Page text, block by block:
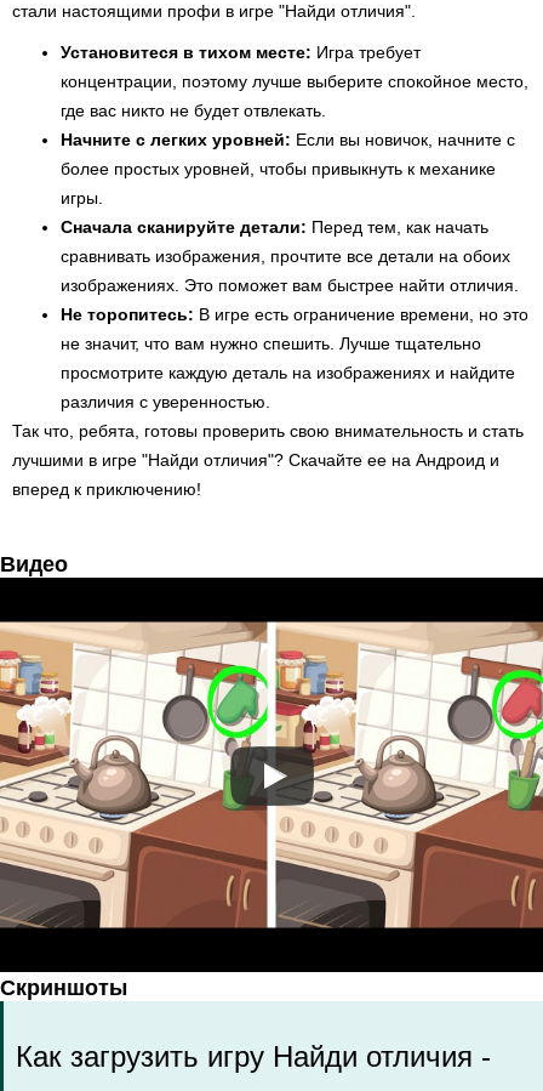
стали настоящими профи в игре "Найди отличия".
Установитеся в тихом месте: Игра требует
концентрации, поэтому лучше выберите спокойное место,
где вас никто не будет отвлекать.
Начните с легких уровней: Если вы новичок, начните с
более простых уровней, чтобы привыкнуть к механике
игры.
Сначала сканируйте детали: Перед тем, как начать
сравнивать изображения, прочтите все детали на обоих
изображениях. Это поможет вам быстрее найти отличия.
Не торопитесь: В игре есть ограничение времени, но это
не значит, что вам нужно спешить. Лучше тщательно
просмотрите каждую деталь на изображениях и найдите
различия с уверенностью.
Так что, ребята, готовы проверить свою внимательность и стать
лучшими в игре "Найди отличия"? Скачайте ее на Андроид и
вперед к приключению!
Видео
Скриншоты
Как загрузить игру Найди отличия -